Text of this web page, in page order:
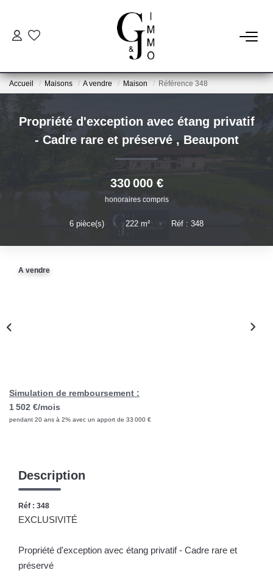
ESTIMER
BIENS VENDUS
Qui Sommes Nous
Notre Équipe
Accueil Maisons A vendre Maison Référence 348
Propriété d'exception avec étang privatif
- Cadre rare et préservé , Beaupont
330 000 €
honoraires compris
6 pièce(s) • 222 m² • Réf : 348
A vendre
Simulation de remboursement :
1 502 €/mois
pendant 20 ans à 2% avec un apport de 33 000 €
Description
Réf : 348
EXCLUSIVITÉ
Propriété d'exception avec étang privatif - Cadre rare et
préservé